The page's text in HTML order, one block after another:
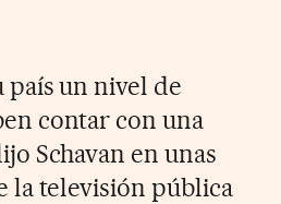
país un nivel de
contar con una
Schavan en unas
la televisión pública